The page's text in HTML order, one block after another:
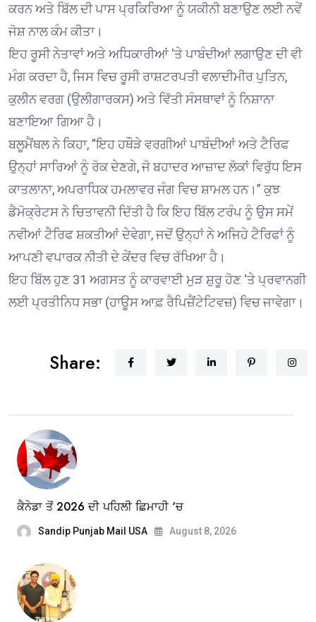
ਕਰਨ ਅਤੇ ਬਿੱਲ ਦੀ ਪਾਸ ਪ੍ਰਕਿਰਿਆ ਨੂੰ ਯਕੀਨੀ ਬਣਾਉਣ ਲਈ ਨਵੇਂ
ਜੋਸ਼ ਨਾਲ ਕੰਮ ਕੀਤਾ।
ਇਹ ਰੂਸੀ ਨੇਤਾਵਾਂ ਅਤੇ ਅਧਿਕਾਰੀਆਂ ‘ਤੇ ਪਾਬੰਦੀਆਂ ਲਗਾਉਣ ਦੀ ਵੀ
ਮੰਗ ਕਰਦਾ ਹੈ, ਜਿਸ ਵਿਚ ਰੂਸੀ ਰਾਸ਼ਟਰਪਤੀ ਵਲਾਦੀਮੀਰ ਪੁਤਿਨ,
ਕੁਲੀਨ ਵਰਗ (ਉਲੀਗਾਰਕਸ) ਅਤੇ ਵਿੱਤੀ ਸੰਸਥਾਵਾਂ ਨੂੰ ਨਿਸ਼ਾਨਾ
ਬਣਾਇਆ ਗਿਆ ਹੈ।
ਬਲੂਮੈਂਥਲ ਨੇ ਕਿਹਾ, ”ਇਹ ਹਥੌੜੇ ਵਰਗੀਆਂ ਪਾਬੰਦੀਆਂ ਅਤੇ ਟੈਰਿਫ
ਉਨ੍ਹਾਂ ਸਾਰਿਆਂ ਨੂੰ ਰੋਕ ਦੇਣਗੇ, ਜੋ ਬਹਾਦਰ ਆਜ਼ਾਦ ਲੋਕਾਂ ਵਿਰੁੱਧ ਇਸ
ਕਾਤਲਾਨਾ, ਅਪਰਾਧਿਕ ਹਮਲਾਵਰ ਜੰਗ ਵਿਚ ਸ਼ਾਮਲ ਹਨ।” ਕੁਝ
ਡੈਮੋਕ੍ਰੇਟਸ ਨੇ ਚਿਤਾਵਨੀ ਦਿੱਤੀ ਹੈ ਕਿ ਇਹ ਬਿੱਲ ਟਰੰਪ ਨੂੰ ਉਸ ਸਮੇਂ
ਨਵੀਆਂ ਟੈਰਿਫ ਸ਼ਕਤੀਆਂ ਦੇਵੇਗਾ, ਜਦੋਂ ਉਨ੍ਹਾਂ ਨੇ ਅਜਿਹੇ ਟੈਰਿਫਾਂ ਨੂੰ
ਆਪਣੀ ਵਪਾਰਕ ਨੀਤੀ ਦੇ ਕੇਂਦਰ ਵਿਚ ਰੱਖਿਆ ਹੈ।
ਇਹ ਬਿੱਲ ਹੁਣ 31 ਅਗਸਤ ਨੂੰ ਕਾਰਵਾਈ ਮੁੜ ਸ਼ੁਰੂ ਹੋਣ ‘ਤੇ ਪ੍ਰਵਾਨਗੀ
ਲਈ ਪ੍ਰਤੀਨਿਧ ਸਭਾ (ਹਾਊਸ ਆਫ਼ ਰੈਪਿਜ਼ੈਂਟੇਟਿਵਜ਼) ਵਿਚ ਜਾਵੇਗਾ।
Share:
ਕੈਨੇਡਾ ਤੋਂ 2026 ਦੀ ਪਹਿਲੀ ਛਿਮਾਹੀ ‘ਚ
Sandip Punjab Mail USA August 8, 2026